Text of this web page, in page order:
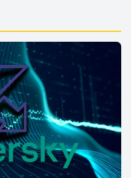
Hizmetlerini
Yenilik